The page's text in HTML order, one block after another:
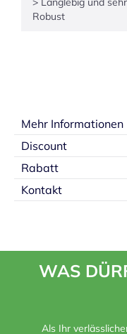
Robust
Mehr Informationen
Discount
Rabatt
Kontakt
WAS
Als Ihr